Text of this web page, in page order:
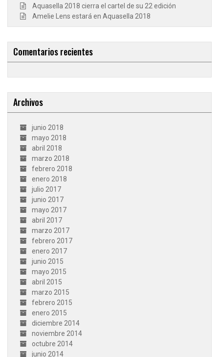
Aquasella 2018 cierra el cartel de su 22 edición
Amelie Lens estará en Aquasella 2018
Comentarios recientes
Archivos
junio 2018
mayo 2018
abril 2018
marzo 2018
febrero 2018
enero 2018
julio 2017
junio 2017
mayo 2017
abril 2017
marzo 2017
febrero 2017
enero 2017
junio 2015
mayo 2015
abril 2015
marzo 2015
febrero 2015
enero 2015
diciembre 2014
noviembre 2014
octubre 2014
junio 2014